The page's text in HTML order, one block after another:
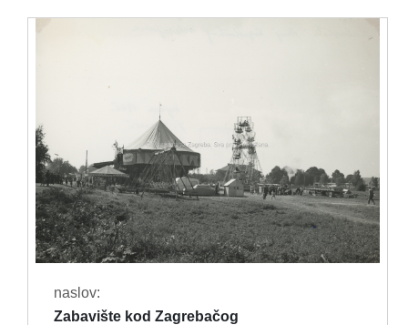
naslov:
Zabavište kod Zagrebačog